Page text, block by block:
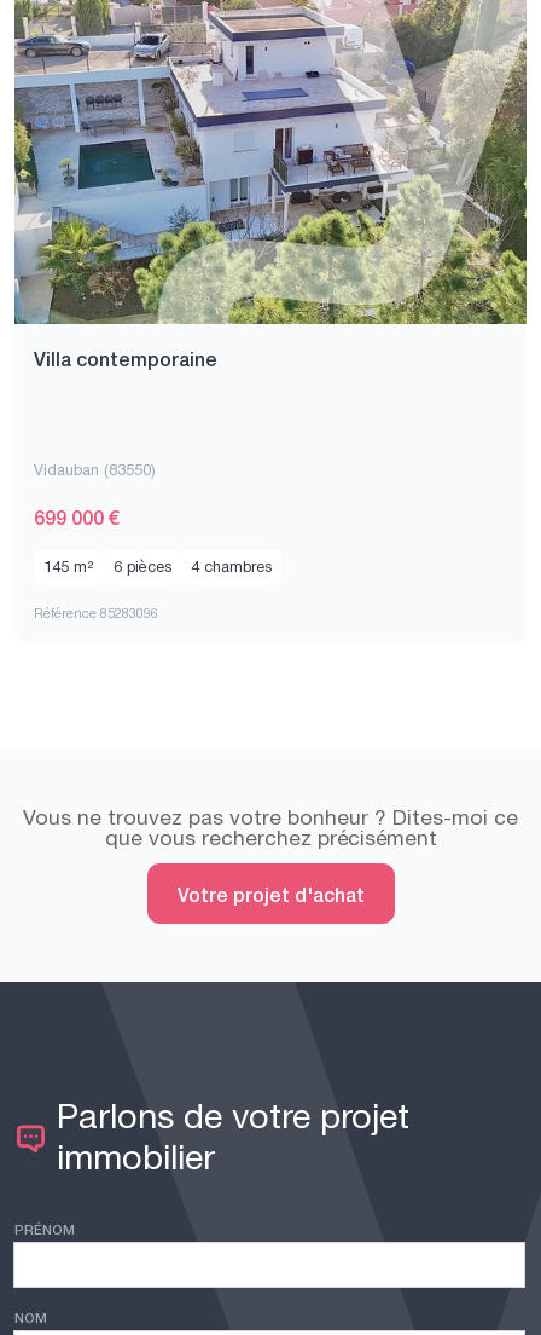
Villa contemporaine
Vidauban (83550)
699 000 €
145 m² 6 pièces 4 chambres
Référence 85283096
Vous ne trouvez pas votre bonheur ? Dites-moi ce
que vous recherchez précisément
Votre projet d'achat
Parlons de votre projet
immobilier
PRÉNOM
NOM